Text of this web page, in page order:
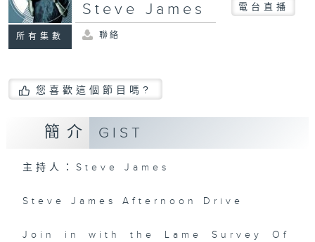
所有集數
Steve James 電台直播
聯絡
您喜歡這個節目嗎?
簡介 GIST
主持人：Steve James
Steve James Afternoon Drive
Join in with the Lame Survey Of